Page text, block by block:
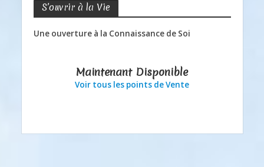
S’ouvrir à la Vie
Une ouverture à la Connaissance de Soi
Maintenant Disponible
Voir tous les points de Vente